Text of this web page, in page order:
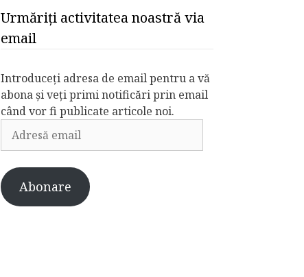
Urmăriți activitatea noastră via
email
Introduceți adresa de email pentru a vă
abona și veți primi notificări prin email
când vor fi publicate articole noi.
Adresă
email
Abonare